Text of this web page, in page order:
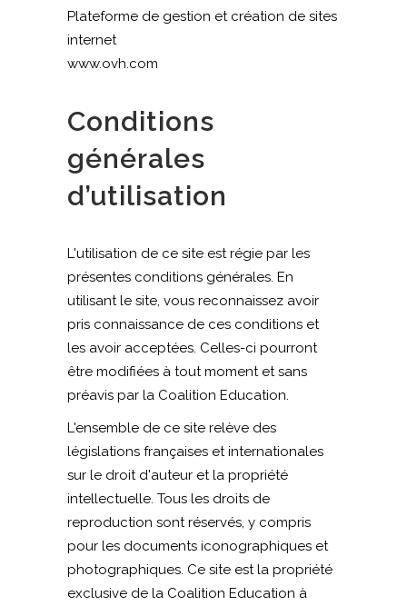
Plateforme de gestion et création de sites
internet
www.ovh.com
Conditions
générales
d’utilisation
L'utilisation de ce site est régie par les
présentes conditions générales. En
utilisant le site, vous reconnaissez avoir
pris connaissance de ces conditions et
les avoir acceptées. Celles-ci pourront
être modifiées à tout moment et sans
préavis par la Coalition Education.
L'ensemble de ce site relève des
législations françaises et internationales
sur le droit d'auteur et la propriété
intellectuelle. Tous les droits de
reproduction sont réservés, y compris
pour les documents iconographiques et
photographiques. Ce site est la propriété
exclusive de la Coalition Education à